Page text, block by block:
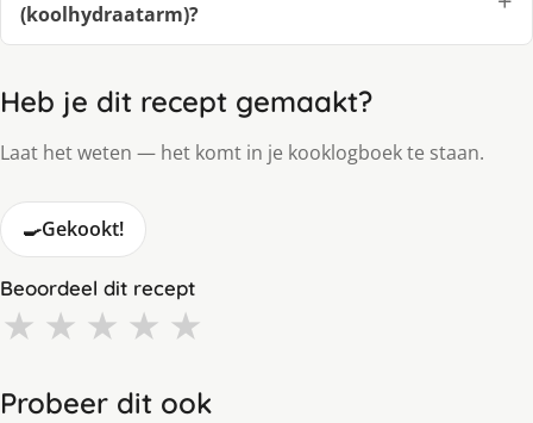
(koolhydraatarm)?
Heb je dit recept gemaakt?
Laat het weten — het komt in je kooklogboek te staan.
🍳Gekookt!
Beoordeel dit recept
★ ★ ★ ★ ★
Probeer dit ook